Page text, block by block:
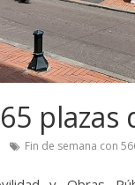
Fin de semana con